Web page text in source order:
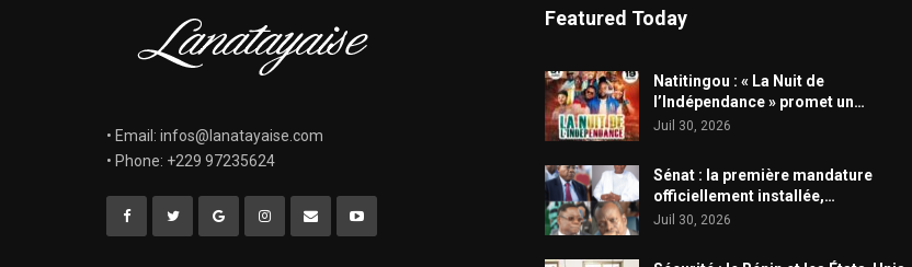
• Email: infos@lanatayaise.com
• Phone: +229 97235624
Featured Today
​Natitingou : « La Nuit de
l’Indépendance » promet un…
Juil 30, 2026
Sénat : la première mandature
officiellement installée,…
Juil 30, 2026